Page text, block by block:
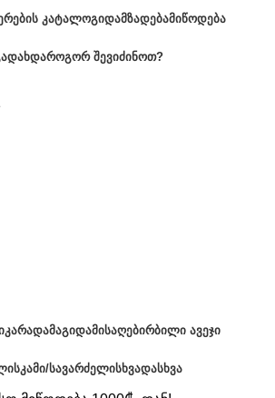
ᲙᲐᲢᲐᲚᲝᲒᲘᲓᲐᲛᲖᲐᲓᲔᲑᲐᲛᲘᲬᲝᲓᲔᲑᲐ
ᲠᲝᲒᲝᲠ ᲨᲔᲕᲘᲫᲘᲜᲝᲗ?
ᲙᲐᲠᲐᲓᲐᲛᲐᲒᲘᲓᲐᲛᲘᲡᲐᲦᲔᲑᲘᲠᲑᲘᲚᲘ ᲐᲕᲔᲯᲘ
ᲡᲙᲐᲛᲘ/ᲡᲐᲕᲐᲠᲫᲔᲚᲘᲡᲮᲕᲐᲓᲐᲡᲮᲕᲐ